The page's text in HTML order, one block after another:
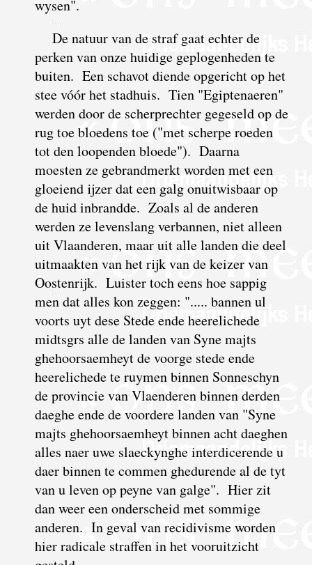
wysen".
De natuur van de straf gaat echter de
perken van onze huidige geplogenheden te
buiten. Een schavot diende opgericht op het
stee vóór het stadhuis. Tien "Egiptenaeren"
werden door de scherprechter gegeseld op de
rug toe bloedens toe ("met scherpe roeden
tot den loopenden bloede"). Daarna
moesten ze gebrandmerkt worden met een
gloeiend ijzer dat een galg onuitwisbaar op
de huid inbrandde. Zoals al de anderen
werden ze levenslang verbannen, niet alleen
uit Vlaanderen, maar uit alle landen die deel
uitmaakten van het rijk van de keizer van
Oostenrijk. Luister toch eens hoe sappig
men dat alles kon zeggen: "..... bannen ul
voorts uyt dese Stede ende heerelichede
midtsgrs alle de landen van Syne majts
ghehoorsaemheyt de voorge stede ende
heerelichede te ruymen binnen Sonneschyn
de provincie van Vlaenderen binnen derden
daeghe ende de voordere landen van "Syne
majts ghehoorsaemheyt binnen acht daeghen
alles naer uwe slaeckynghe interdicerende u
daer binnen te commen ghedurende al de tyt
van u leven op peyne van galge". Hier zit
dan weer een onderscheid met sommige
anderen. In geval van recidivisme worden
hier radicale straffen in het vooruitzicht